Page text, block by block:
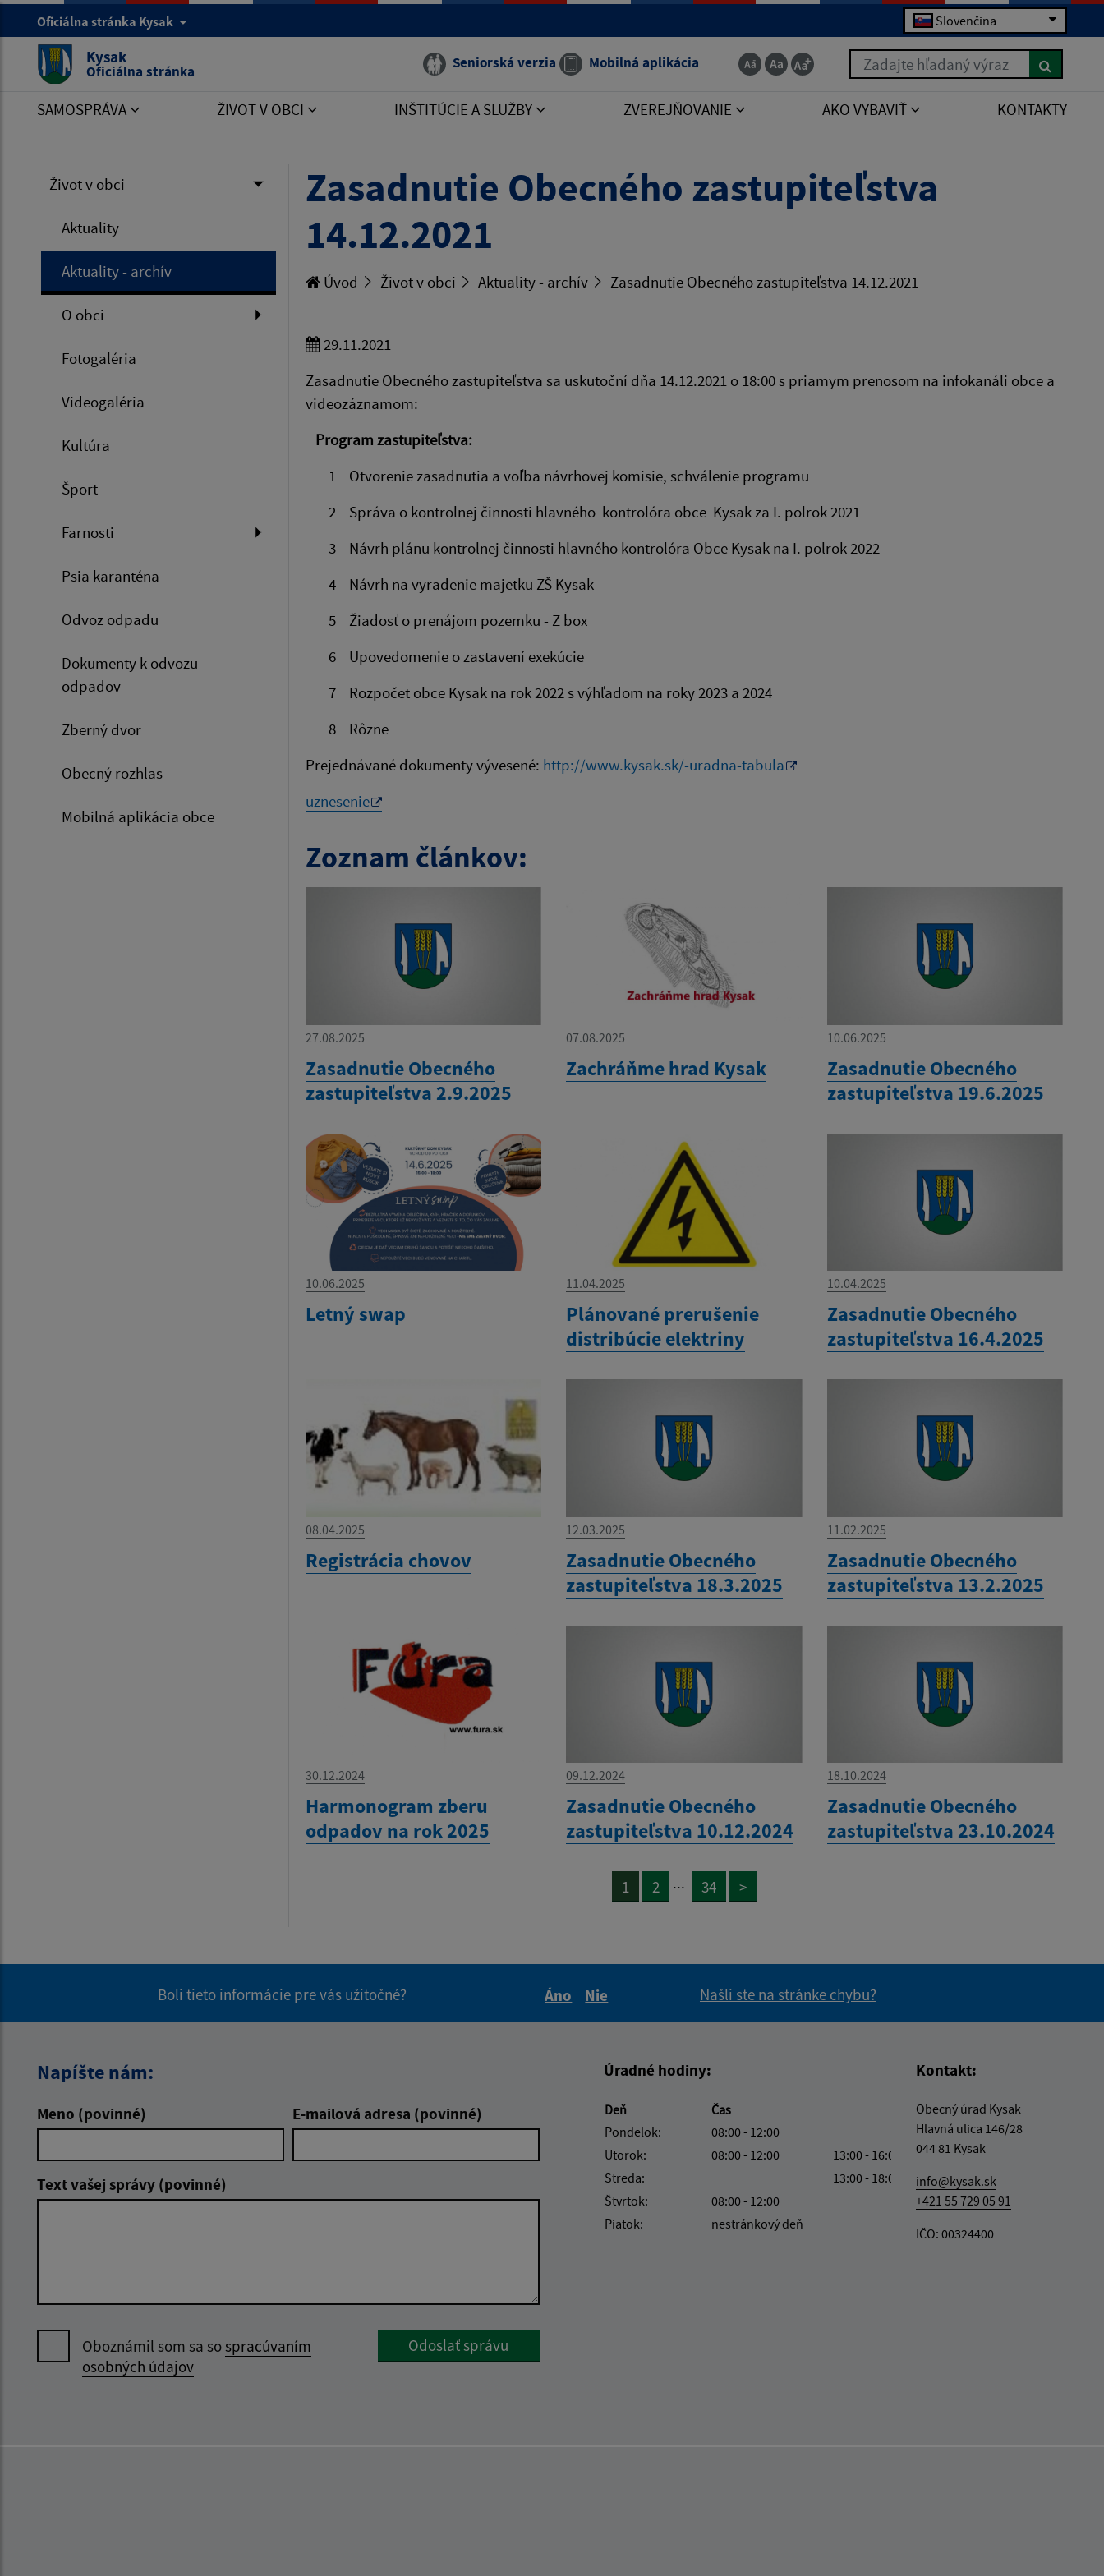
Oficiálna stránka Kysak Slovenčina
Kysak
Oficiálna stránka Seniorská verzia Mobilná aplikácia Zadajte hľadaný výraz
SAMOSPRÁVA ŽIVOT V OBCI INŠTITÚCIE A SLUŽBY ZVEREJŇOVANIE AKO VYBAVIŤ KONTAKTY
Život v obci
Aktuality
Aktuality - archív
O obci
Fotogaléria
Videogaléria
Kultúra
Šport
Farnosti
Psia karanténa
Odvoz odpadu
Dokumenty k odvozu
odpadov
Zberný dvor
Obecný rozhlas
Mobilná aplikácia obce
Zasadnutie Obecného zastupiteľstva
14.12.2021
Úvod Život v obci Aktuality - archív Zasadnutie Obecného zastupiteľstva 14.12.2021
29.11.2021
Zasadnutie Obecného zastupiteľstva sa uskutoční dňa 14.12.2021 o 18:00 s priamym prenosom na infokanáli obce a
videozáznamom:
Program zastupiteľstva:
1 Otvorenie zasadnutia a voľba návrhovej komisie, schválenie programu
2 Správa o kontrolnej činnosti hlavného kontrolóra obce Kysak za I. polrok 2021
3 Návrh plánu kontrolnej činnosti hlavného kontrolóra Obce Kysak na I. polrok 2022
4 Návrh na vyradenie majetku ZŠ Kysak
5 Žiadosť o prenájom pozemku - Z box
6 Upovedomenie o zastavení exekúcie
7 Rozpočet obce Kysak na rok 2022 s výhľadom na roky 2023 a 2024
8 Rôzne
Prejednávané dokumenty vývesené: http://www.kysak.sk/-uradna-tabula
uznesenie
Zoznam článkov:
27.08.2025
Zasadnutie Obecného
zastupiteľstva 2.9.2025
07.08.2025
Zachráňme hrad Kysak
10.06.2025
Zasadnutie Obecného
zastupiteľstva 19.6.2025
10.06.2025
Letný swap
11.04.2025
Plánované prerušenie
distribúcie elektriny
10.04.2025
Zasadnutie Obecného
zastupiteľstva 16.4.2025
08.04.2025
Registrácia chovov
12.03.2025
Zasadnutie Obecného
zastupiteľstva 18.3.2025
11.02.2025
Zasadnutie Obecného
zastupiteľstva 13.2.2025
30.12.2024
Harmonogram zberu
odpadov na rok 2025
09.12.2024
Zasadnutie Obecného
zastupiteľstva 10.12.2024
18.10.2024
Zasadnutie Obecného
zastupiteľstva 23.10.2024
1 2 ... 34 >
Boli tieto informácie pre vás užitočné?
Áno
Nie
Našli ste na stránke chybu?
Napíšte nám:
Meno (povinné) E-mailová adresa (povinné)
Text vašej správy (povinné)
Oboznámil som sa sospracúvaním
osobných údajov
Google reCaptcha Response
Odoslať správu
Úradné hodiny:
Deň
Čas
Pondelok:
08:00 - 12:00
Utorok:
08:00 - 12:00
13:00 - 16:00
Streda:
13:00 - 18:00
Štvrtok:
08:00 - 12:00
Piatok:
nestránkový deň
Kontakt:
Obecný úrad Kysak
Hlavná ulica 146/28
044 81 Kysak
info@kysak.sk
+421 55 729 05 91
IČO: 00324400